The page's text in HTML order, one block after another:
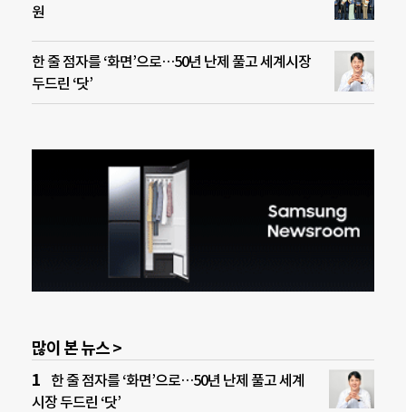
원
한 줄 점자를 ‘화면’으로…50년 난제 풀고 세계시장
두드린 ‘닷’
많이 본 뉴스 >
한 줄 점자를 ‘화면’으로…50년 난제 풀고 세계
시장 두드린 ‘닷’